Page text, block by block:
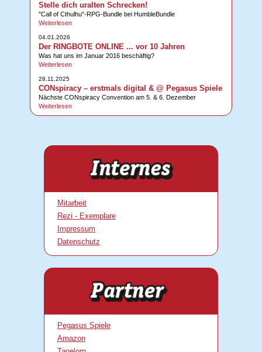
Stelle dich uralten Schrecken!
"Call of Cthulhu"-RPG-Bundle bei HumbleBundle
Weiterlesen
04.01.2026
Der RINGBOTE ONLINE ... vor 10 Jahren
Was hat uns im Januar 2016 beschäftig?
Weiterlesen
28.11.2025
CONspiracy – erstmals digital & @ Pegasus Spiele
Nächste CONspiracy Convention am 5. & 6. Dezember
Weiterlesen
Mitarbeit
Rezi - Exemplare
Impressum
Datenschutz
Pegasus Spiele
Amazon